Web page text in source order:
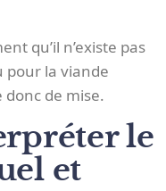
qu’il n’existe pas
pour la viande
de mise.
le
et